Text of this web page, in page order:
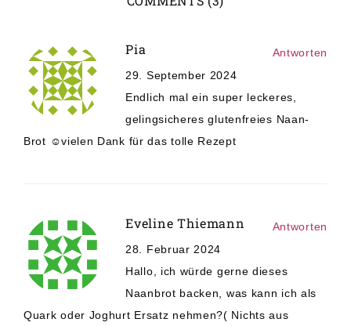
Pia
29. September 2024
Endlich mal ein super leckeres,
gelingsicheres glutenfreies Naan-
Brot ☺️vielen Dank für das tolle Rezept
Antworten
Eveline Thiemann
28. Februar 2024
Hallo, ich würde gerne dieses
Naanbrot backen, was kann ich als
Quark oder Joghurt Ersatz nehmen?( Nichts aus
Antworten